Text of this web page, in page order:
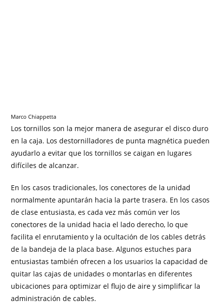
Marco Chiappetta
Los tornillos son la mejor manera de asegurar el disco duro
en la caja. Los destornilladores de punta magnética pueden
ayudarlo a evitar que los tornillos se caigan en lugares
difíciles de alcanzar.
En los casos tradicionales, los conectores de la unidad
normalmente apuntarán hacia la parte trasera. En los casos
de clase entusiasta, es cada vez más común ver los
conectores de la unidad hacia el lado derecho, lo que
facilita el enrutamiento y la ocultación de los cables detrás
de la bandeja de la placa base. Algunos estuches para
entusiastas también ofrecen a los usuarios la capacidad de
quitar las cajas de unidades o montarlas en diferentes
ubicaciones para optimizar el flujo de aire y simplificar la
administración de cables.